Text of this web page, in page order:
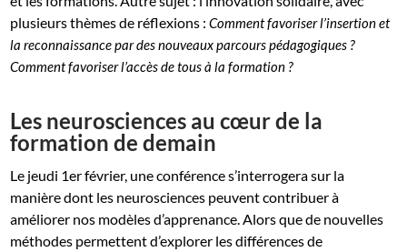
plusieurs thèmes de réflexions :Comment favoriser l’insertion et
la reconnaissance par des nouveaux parcours pédagogiques ?
Comment favoriser l’accès de tous à la formation ?
Les neurosciences au cœur de la
formation de demain
Le jeudi 1er février, une conférence s’interrogera sur la
manière dont les neurosciences peuvent contribuer à
améliorer nos modèles d’apprenance. Alors que de nouvelles
méthodes permettent d’explorer les différences de